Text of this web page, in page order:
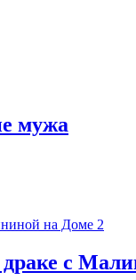
мужа
драке с